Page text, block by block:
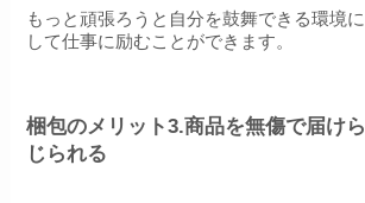
もっと頑張ろうと自分を鼓舞できる環境
して仕事に励むことができます。
梱包のメリット3.商品を無傷で届け
じられる